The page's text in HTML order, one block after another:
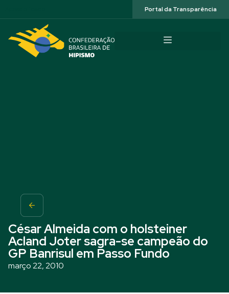
Portal da Transparência
César Almeida com o holsteiner
Acland Joter sagra-se campeão do
GP Banrisul em Passo Fundo
março 22, 2010